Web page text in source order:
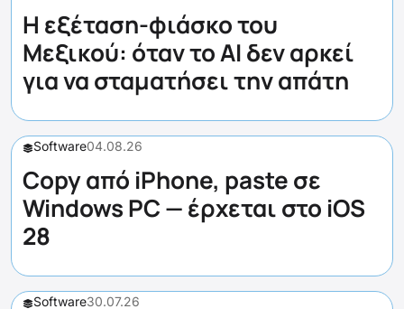
Η εξέταση-φιάσκο του
Μεξικού: όταν το AI δεν αρκεί
για να σταματήσει την απάτη
Software04.08.26
Copy από iPhone, paste σε
Windows PC — έρχεται στο iOS
28
Software30.07.26